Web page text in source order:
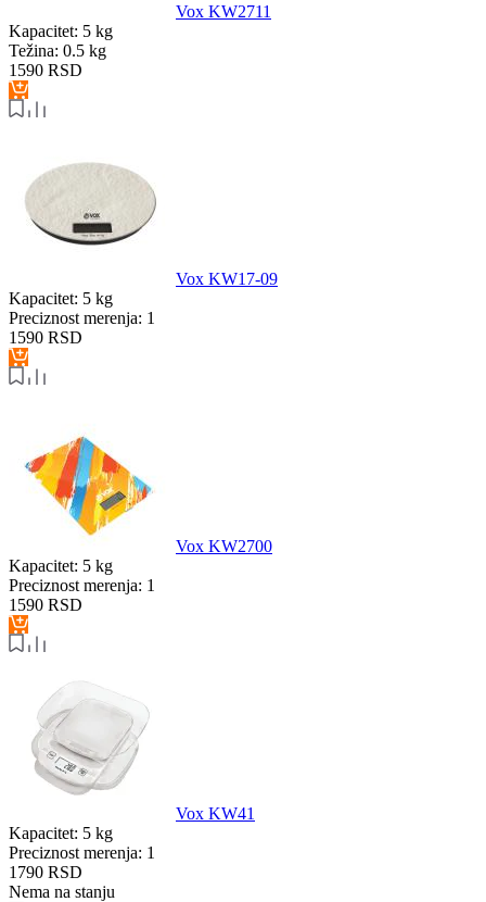
Vox KW2711
Kapacitet: 5 kg
Težina: 0.5 kg
1590 RSD
Vox KW17-09
Kapacitet: 5 kg
Preciznost merenja: 1
1590 RSD
Vox KW2700
Kapacitet: 5 kg
Preciznost merenja: 1
1590 RSD
Vox KW41
Kapacitet: 5 kg
Preciznost merenja: 1
1790 RSD
Nema na stanju